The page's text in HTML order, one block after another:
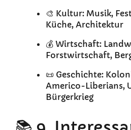
🎨 Kultur: Musik,
Küche, Architektur
💰 Wirtschaft:
Forstwirtschaft,
📜 Geschichte:
Americo-Liberians,
Bürgerkrieg